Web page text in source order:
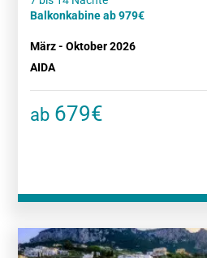
Balkonkabine ab 979€
März - Oktober 2026
AIDA
ab 679€